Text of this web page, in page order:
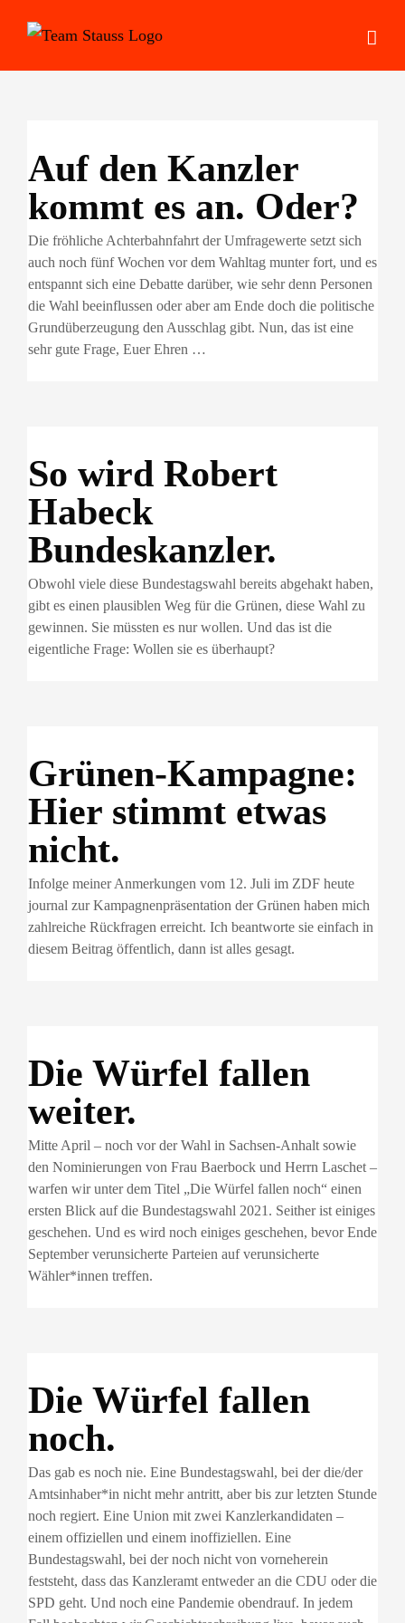
Inhalt
springen
Auf den Kanzler
kommt es an. Oder?
Die fröhliche Achterbahnfahrt der Umfragewerte setzt sich
auch noch fünf Wochen vor dem Wahltag munter fort, und es
entspannt sich eine Debatte darüber, wie sehr denn Personen
die Wahl beeinflussen oder aber am Ende doch die politische
Grundüberzeugung den Ausschlag gibt. Nun, das ist eine
sehr gute Frage, Euer Ehren …
So wird Robert
Habeck
Bundeskanzler.
Obwohl viele diese Bundestagswahl bereits abgehakt haben,
gibt es einen plausiblen Weg für die Grünen, diese Wahl zu
gewinnen. Sie müssten es nur wollen. Und das ist die
eigentliche Frage: Wollen sie es überhaupt?
Grünen-Kampagne:
Hier stimmt etwas
nicht.
Infolge meiner Anmerkungen vom 12. Juli im ZDF heute
journal zur Kampagnenpräsentation der Grünen haben mich
zahlreiche Rückfragen erreicht. Ich beantworte sie einfach in
diesem Beitrag öffentlich, dann ist alles gesagt.
Die Würfel fallen
weiter.
Mitte April – noch vor der Wahl in Sachsen-Anhalt sowie
den Nominierungen von Frau Baerbock und Herrn Laschet –
warfen wir unter dem Titel „Die Würfel fallen noch“ einen
ersten Blick auf die Bundestagswahl 2021. Seither ist einiges
geschehen. Und es wird noch einiges geschehen, bevor Ende
September verunsicherte Parteien auf verunsicherte
Wähler*innen treffen.
Die Würfel fallen
noch.
Das gab es noch nie. Eine Bundestagswahl, bei der die/der
Amtsinhaber*in nicht mehr antritt, aber bis zur letzten Stunde
noch regiert. Eine Union mit zwei Kanzlerkandidaten –
einem offiziellen und einem inoffiziellen. Eine
Bundestagswahl, bei der noch nicht von vorneherein
feststeht, dass das Kanzleramt entweder an die CDU oder die
SPD geht. Und noch eine Pandemie obendrauf. In jedem